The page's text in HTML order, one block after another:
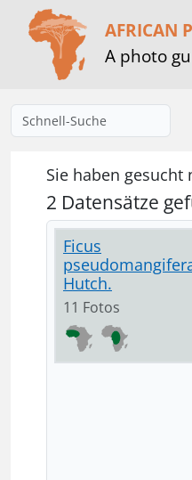
AFRICAN
A photo
Sie haben gesucht
2 Datensätze
Ficus
Hutch.
11 Fotos